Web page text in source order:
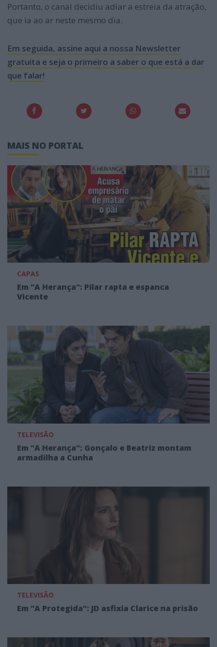
Portanto, o canal decidiu adiar a estreia da atração,
que ia ao ar neste mesmo dia.
Em seguida, assine aqui a nossa Newsletter
gratuita e seja o primeiro a saber o que está a dar
que falar!
MAIS NO PORTAL
CAPAS
Em "A Herança": Pilar rapta e espanca
Vicente
TELEVISÃO
Em "A Herança": Gonçalo e Beatriz montam
armadilha a Cunha
TELEVISÃO
Em "A Protegida": JD asfixia Clarice na prisão